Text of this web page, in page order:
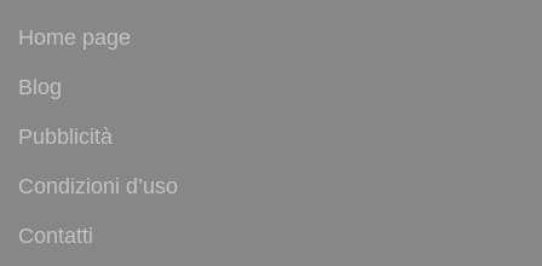
Home page
Blog
Pubblicità
Condizioni d’uso
Contatti